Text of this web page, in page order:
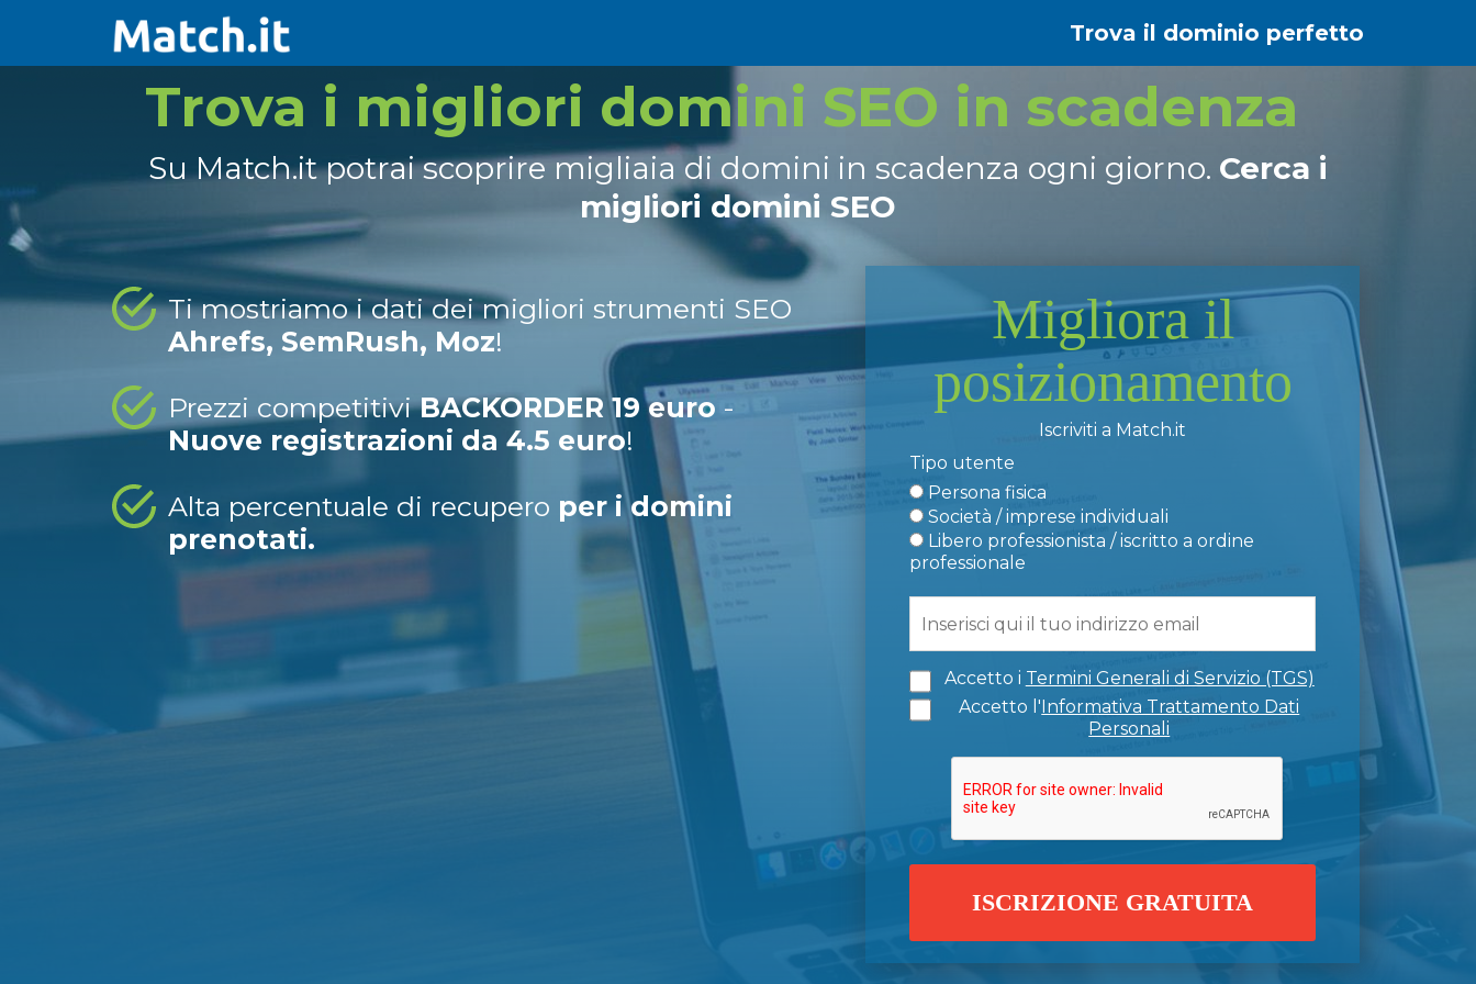
Trova il dominio perfetto
Trova i migliori domini SEO in scadenza
Su Match.it potrai scoprire migliaia di domini in scadenza ogni giorno. Cerca i
migliori domini SEO
Ti mostriamo i dati dei migliori strumenti SEO
Ahrefs, SemRush, Moz!
Prezzi competitiviBACKORDER 19 euro -
Nuove registrazioni da 4.5 euro!
Alta percentuale di recupero per i domini
prenotati.
Migliora il
posizionamento
Iscriviti a Match.it
Tipo utente
Persona fisica
Società / imprese individuali
Libero professionista / iscritto a ordine
professionale
Accetto i Termini Generali di Servizio (TGS)
Accetto l'Informativa Trattamento Dati
Personali